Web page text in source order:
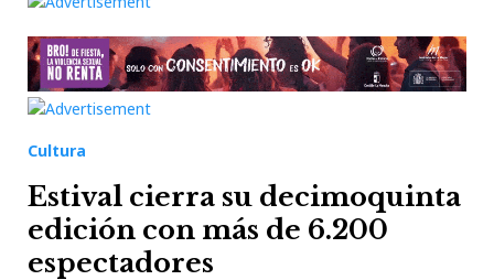
Cultura
Estival cierra su decimoquinta
edición con más de 6.200
espectadores